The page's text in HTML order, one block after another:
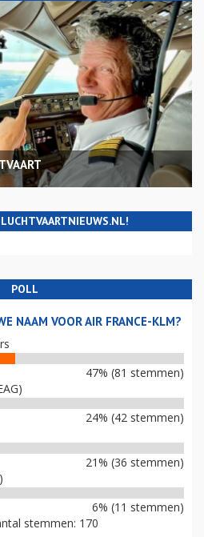
POLL
NAAM VOOR AIR FRANCE-KLM?
47% (81 stemmen)
24% (42 stemmen)
21% (36 stemmen)
6% (11 stemmen)
stemmen: 170